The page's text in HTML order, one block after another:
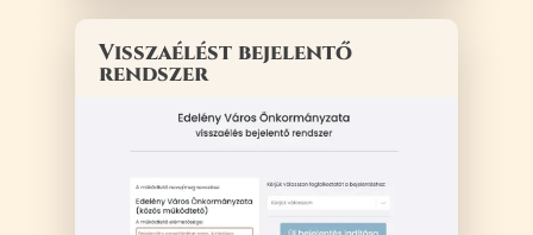
Visszaélést bejelentő
rendszer